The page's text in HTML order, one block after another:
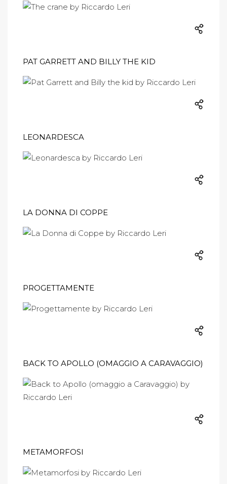
PAT GARRETT AND BILLY THE KID
LEONARDESCA
LA DONNA DI COPPE
PROGETTAMENTE
BACK TO APOLLO (OMAGGIO A CARAVAGGIO)
METAMORFOSI